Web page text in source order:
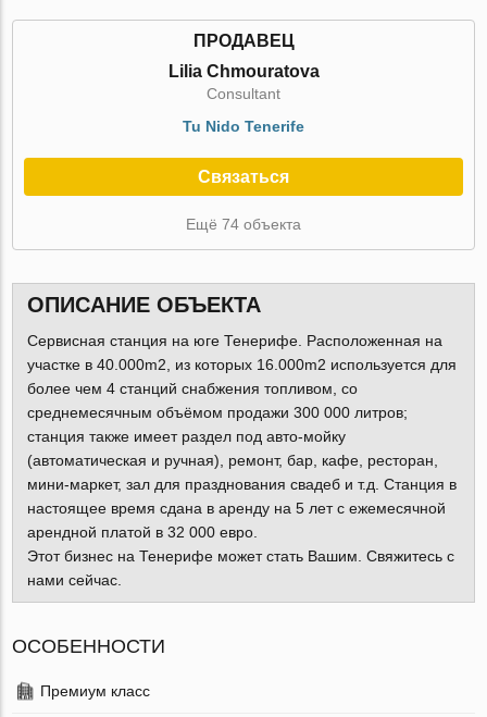
ПРОДАВЕЦ
Lilia Chmouratova
Consultant
Tu Nido Tenerife
Связаться
Ещё 74 объекта
ОПИСАНИЕ ОБЪЕКТА
Сервисная станция на юге Тенерифе. Расположенная на
участке в 40.000m2, из которых 16.000m2 используется для
более чем 4 станций снабжения топливом, со
среднемесячным объёмом продажи 300 000 литров;
станция также имеет раздел под авто-мойку
(автоматическая и ручная), ремонт, бар, кафе, ресторан,
мини-маркет, зал для празднования свадеб и т.д. Станция в
настоящее время сдана в аренду на 5 лет с ежемесячной
арендной платой в 32 000 евро.
Этот бизнес на Тенерифе может стать Вашим. Свяжитесь с
нами сейчас.
ОСОБЕННОСТИ
Премиум класс